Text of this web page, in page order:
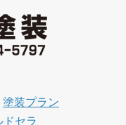
塗装プラン
セラ